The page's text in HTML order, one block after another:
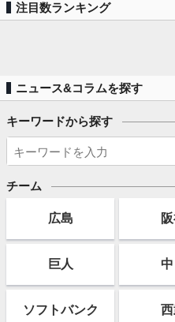
注目数ランキング
ニュース&コラムを探す
キーワードから探す
チーム
広島
巨人 中
ソフトバンク